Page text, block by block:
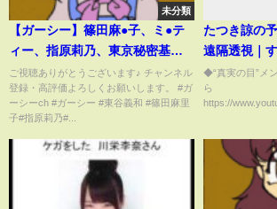
未分類
【ガーシー】篠田麻●子、ミ●テ
ィー、指原莉乃、東京秘密基地
行ってんのバレてんで②
ご視聴ありがとうございます♪ チャンネル
登録・高評価よろしくお願いします。 #ガ
ーシーch #ガーシー #東谷義和 #篠田麻里
子#指原莉乃#...
たつき諒の
遠隔透視｜
年7月」の異
◆“真実の目”メ
ら
https://